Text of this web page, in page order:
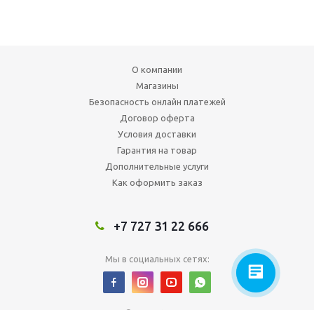
О компании
Магазины
Безопасность онлайн платежей
Договор оферта
Условия доставки
Гарантия на товар
Дополнительные услуги
Как оформить заказ
+7 727 31 22 666
Мы в социальных сетях: